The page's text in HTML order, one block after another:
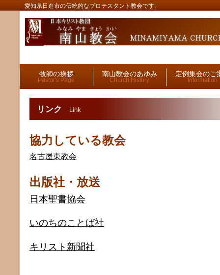
愛知県日進市の伝統的なプロテスタント教会です。
リンク Link
協力している教会
名古屋東教会
出版社・放送
日本聖書協会
いのちのことば社
キリスト新聞社
牧師の挨拶
Pastor's Page
南山教会のあゆみ
Church History
定例集会のご
Information